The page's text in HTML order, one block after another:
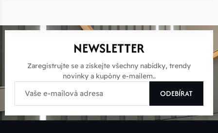
NEWSLETTER
Zaregistrujte se a získejte všechny nabídky, trendy
novinky a kupóny e-mailem..
ODEBÍRAT